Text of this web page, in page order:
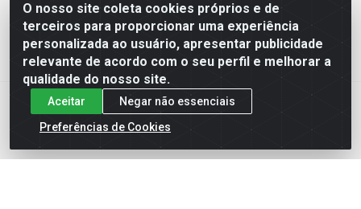
O nosso site coleta cookies próprios e de
terceiros para proporcionar uma experiência
personalizada ao usuário, apresentar publicidade
relevante de acordo com o seu perfil e melhorar a
qualidade do nosso site.
Aceitar
Negar não essenciais
Preferências de Cookies
Tel.: (11) 3314 6400
Av Vautier, 468 - Pari - São Paulo/SP
Issam Importação e Exportação LTDA - Av. Vautier, 468 - Pari, São
Paulo/ SP - CEP 03032-000 - CNPJ 00.327.385/0003-68